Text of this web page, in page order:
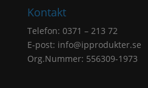
Kontakt
Telefon: 0371 – 213 72
E-post: info@ipprodukter.se
Org.Nummer: 556309-1973